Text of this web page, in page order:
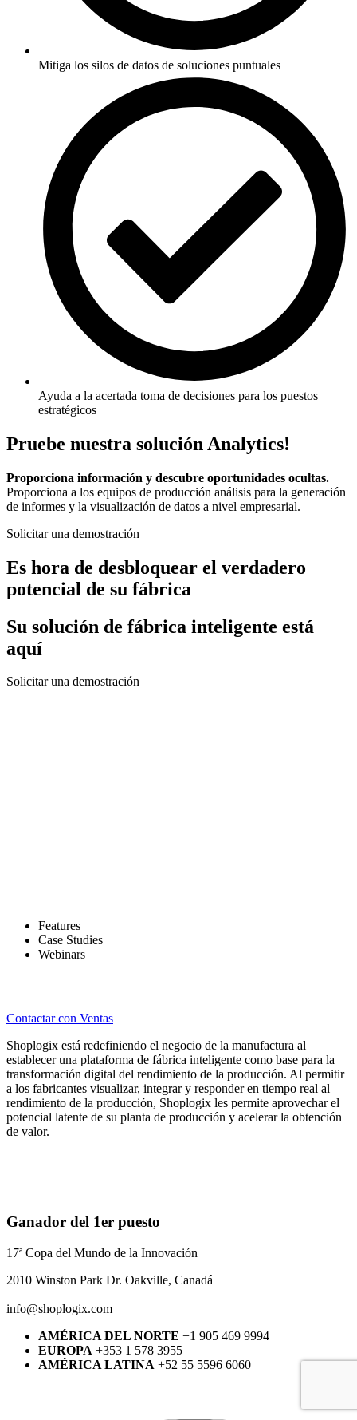
Mitiga los silos de datos de soluciones puntuales
Ayuda a la acertada toma de decisiones para los puestos
estratégicos
Pruebe nuestra solución Analytics!
Proporciona información y descubre oportunidades ocultas.
Proporciona a los equipos de producción análisis para la generación
de informes y la visualización de datos a nivel empresarial.
Solicitar una demostración
Es hora de desbloquear el verdadero
potencial de su fábrica
Su solución de fábrica inteligente está
aquí
Solicitar una demostración
Features
Case Studies
Webinars
Contactar con Ventas
Shoplogix está redefiniendo el negocio de la manufactura al
establecer una plataforma de fábrica inteligente como base para la
transformación digital del rendimiento de la producción. Al permitir
a los fabricantes visualizar, integrar y responder en tiempo real al
rendimiento de la producción, Shoplogix les permite aprovechar el
potencial latente de su planta de producción y acelerar la obtención
de valor.
Ganador del 1er puesto
17ª Copa del Mundo de la Innovación
2010 Winston Park Dr. Oakville, Canadá
info@shoplogix.com
AMÉRICA DEL NORTE +1 905 469 9994
EUROPA +353 1 578 3955
AMÉRICA LATINA +52 55 5596 6060